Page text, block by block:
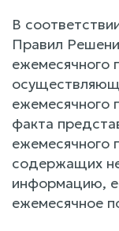
В
Правил
ежемесячного
ежемесячного
факта
ежемесячного
содержащих
информацию,
ежемесячное